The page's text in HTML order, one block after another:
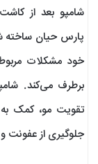
پارس حیان ساخته
خود مشکلات
برطرف می‌کند.
تقویت‌ مو، کمک
جلوگیری از عفونت